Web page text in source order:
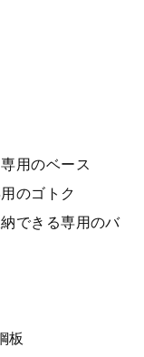
用のベース
のゴトク
できる専用のバ
板